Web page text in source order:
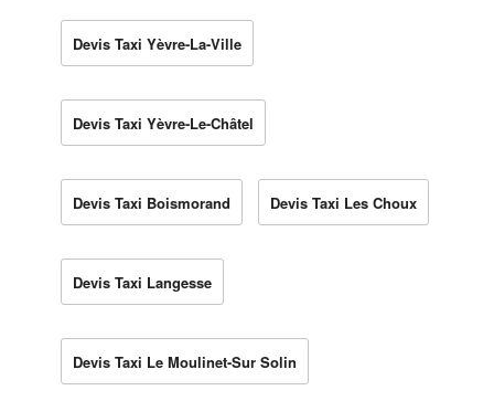
Devis Taxi Yèvre-La-Ville
Devis Taxi Yèvre-Le-Châtel
Devis Taxi Boismorand Devis Taxi Les Choux
Devis Taxi Langesse
Devis Taxi Le Moulinet-Sur Solin